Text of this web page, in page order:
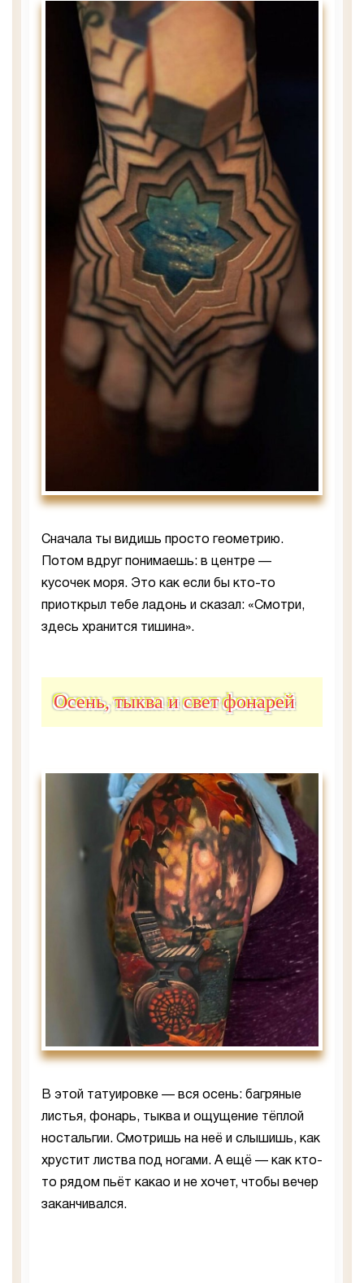
Сначала ты видишь просто геометрию.
Потом вдруг понимаешь: в центре —
кусочек моря. Это как если бы кто-то
приоткрыл тебе ладонь и сказал: «Смотри,
здесь хранится тишина».
Осень, тыква и свет фонарей
В этой татуировке — вся осень: багряные
листья, фонарь, тыква и ощущение тёплой
ностальгии. Смотришь на неё и слышишь, как
хрустит листва под ногами. А ещё — как кто-
то рядом пьёт какао и не хочет, чтобы вечер
заканчивался.